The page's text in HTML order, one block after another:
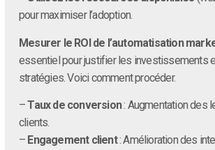
pour maximiser l’adoption.
Mesurer le ROI de l’automatisation
essentiel pour justifier les investissements
stratégies. Voici comment procéder.
–Taux de conversion: Augmentation des
clients.
– Engagement client: Amélioration des